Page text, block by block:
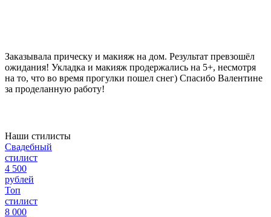
Заказывала прическу и макияж на дом. Результат превзошёл
ожидания! Укладка и макияж продержались на 5+, несмотря
на то, что во время прогулки пошел снег) Спасибо Валентине
за проделанную работу!
Наши стилисты
Свадебный
стилист
4 500
рублей
Топ
стилист
8 000